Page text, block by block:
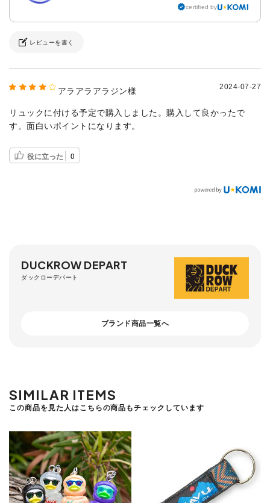
certified by
レビューを書く
アラアラアラジン様 2024-07-27
リュックに付ける予定で購入しました。購入して良かったで
す。面白いポイントになります。
役に立った 0
DUCKROW DEPART
ダックローデパート
ブランド商品一覧へ
SIMILAR ITEMS
この商品を見た人はこちらの商品もチェックしています